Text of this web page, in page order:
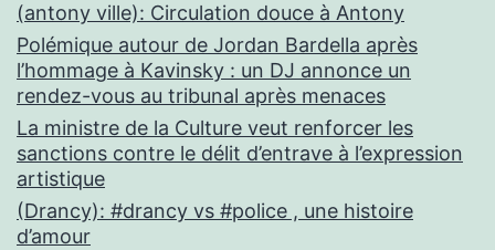
(antony ville): Circulation douce à Antony
Polémique autour de Jordan Bardella après
l’hommage à Kavinsky : un DJ annonce un
rendez-vous au tribunal après menaces
La ministre de la Culture veut renforcer les
sanctions contre le délit d’entrave à l’expression
artistique
(Drancy): #drancy vs #police , une histoire
d’amour